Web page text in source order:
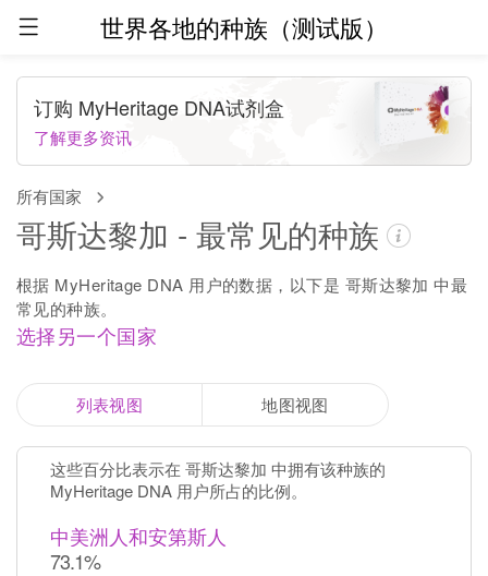
世界各地的种族（测试版）
所有国家
哥斯达黎加 - 最常见的种族
根据 MyHeritage DNA 用户的数据，以下是 哥斯达黎加 中最
常见的种族。
选择另一个国家
订购 MyHeritage DNA试剂盒
了解更多资讯
列表视图 地图视图
这些百分比表示在 哥斯达黎加 中拥有该种族的
MyHeritage DNA 用户所占的比例。
中美洲人和安第斯人
73.1%